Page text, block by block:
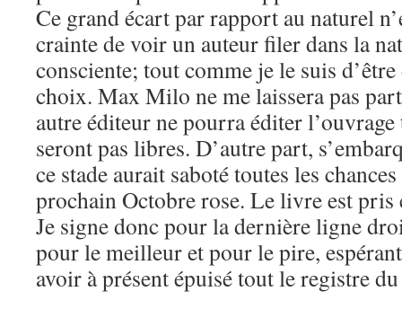
Ce grand écart par rapport au naturel
crainte de voir un auteur filer dans la
consciente; tout comme je le suis
choix. Max Milo ne me laissera pas
autre éditeur ne pourra éditer
seront pas libres. D’autre part,
ce stade aurait saboté toutes les
prochain Octobre rose. Le livre est pris
Je signe donc pour la dernière ligne
pour le meilleur et pour le pire,
avoir à présent épuisé tout le registre